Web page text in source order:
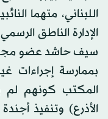
اللبناني، متهما
الإدارة الناطق
سيف حاشد عضو مجلس
بممارسة إجراءات
المكتب كونهم لم
الأذرع) وتنفيذ